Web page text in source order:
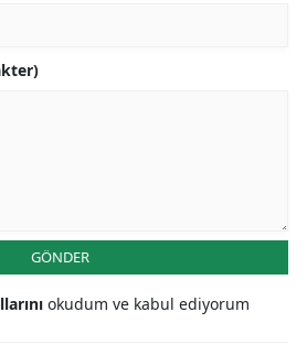
GÖNDER
okudum ve kabul ediyorum